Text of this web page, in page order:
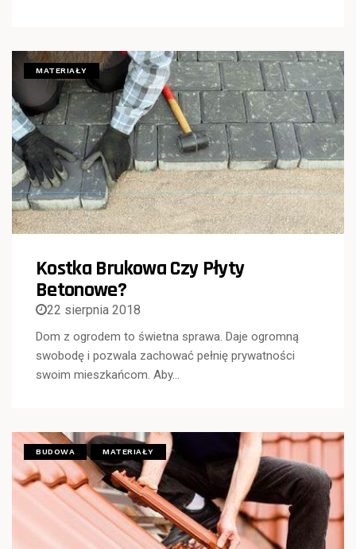
MATERIAŁY
Kostka Brukowa Czy Płyty
Betonowe?
22 sierpnia 2018
Dom z ogrodem to świetna sprawa. Daje ogromną
swobodę i pozwala zachować pełnię prywatności
swoim mieszkańcom. Aby…
BUDOWA MATERIAŁY